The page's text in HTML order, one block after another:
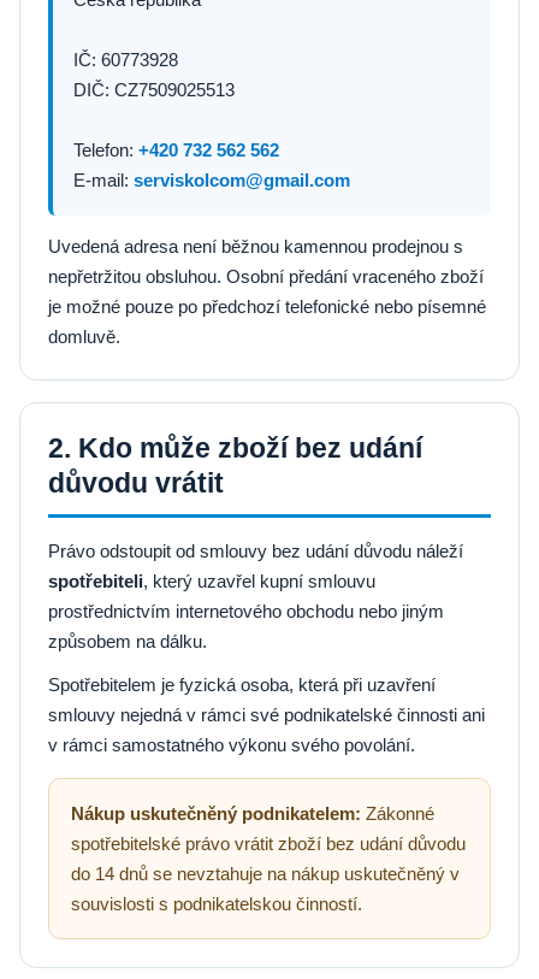
IČ: 60773928
DIČ: CZ7509025513
Telefon: +420 732 562 562
E-mail: serviskolcom@gmail.com
Uvedená adresa není běžnou kamennou prodejnou s
nepřetržitou obsluhou. Osobní předání vraceného zboží
je možné pouze po předchozí telefonické nebo písemné
domluvě.
2. Kdo může zboží bez udání
důvodu vrátit
Právo odstoupit od smlouvy bez udání důvodu náleží
spotřebiteli, který uzavřel kupní smlouvu
prostřednictvím internetového obchodu nebo jiným
způsobem na dálku.
Spotřebitelem je fyzická osoba, která při uzavření
smlouvy nejedná v rámci své podnikatelské činnosti ani
v rámci samostatného výkonu svého povolání.
Nákup uskutečněný podnikatelem: Zákonné
spotřebitelské právo vrátit zboží bez udání důvodu
do 14 dnů se nevztahuje na nákup uskutečněný v
souvislosti s podnikatelskou činností.